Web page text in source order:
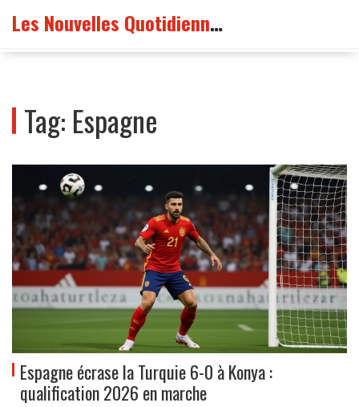
Les Nouvelles Quotidiennes France
Tag: Espagne
Espagne écrase la Turquie 6-0 à Konya :
qualification 2026 en marche